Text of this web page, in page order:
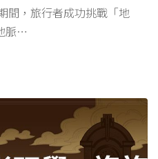
間，旅行者成功挑戰「地
脈…